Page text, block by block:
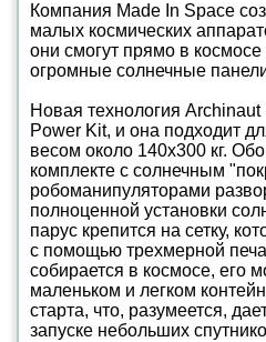
Компания Made In Space
малых космических
они смогут прямо в космосе
огромные солнечные
Новая технология
Power Kit, и она подходит
весом около 140х300 кг.
комплекте с солнечным
робоманипуляторами
полноценной установки
парус крепится на сетку,
с помощью трехмерной
собирается в космосе, его
маленьком и легком
старта, что, разумеется,
запуске небольших